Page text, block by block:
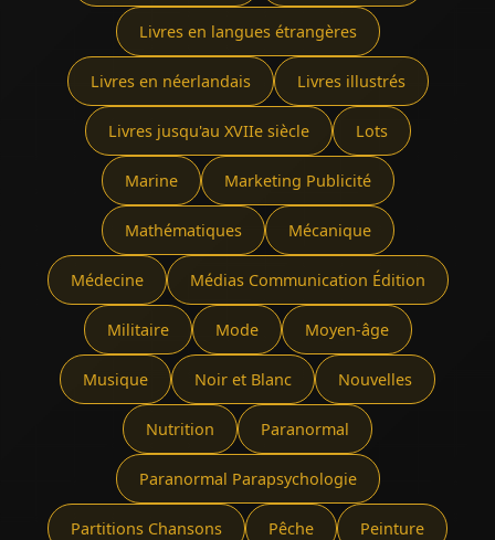
Livres en langues étrangères
Livres en néerlandais Livres illustrés
Livres jusqu'au XVIIe siècle Lots
Marine Marketing Publicité
Mathématiques Mécanique
Médecine Médias Communication Édition
Militaire Mode Moyen-âge
Musique Noir et Blanc Nouvelles
Nutrition Paranormal
Paranormal Parapsychologie
Partitions Chansons Pêche Peinture